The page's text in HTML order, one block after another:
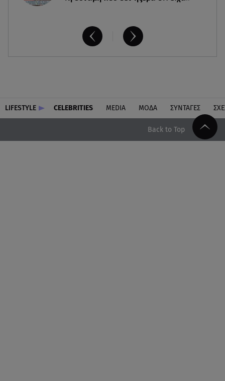
LIFESTYLE CELEBRITIES MEDIA ΜΟΔΑ ΣΥΝΤΑΓΕΣ
Back to Top